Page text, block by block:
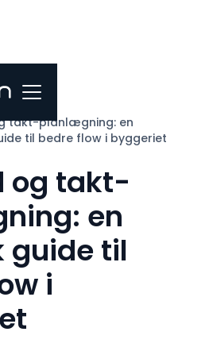
takt-planlægning: en
til bedre flow i byggeriet
og takt-
en
guide til
i